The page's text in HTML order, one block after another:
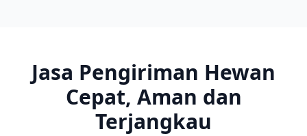
Jasa Pengiriman Hewan
Cepat, Aman dan
Terjangkau